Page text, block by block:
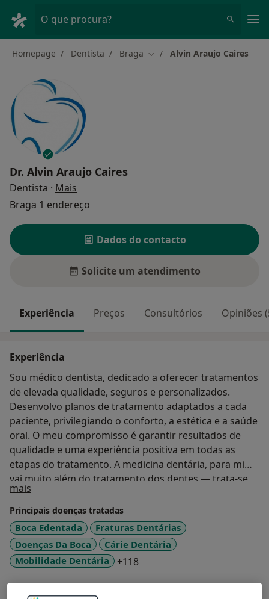
O que procura?
Homepage Dentista Braga Mudar de cidade
Alvin Araujo Caires
Dr. Alvin Araujo Caires
Dentista · Mais
Braga 1 endereço
Dados do contacto
Solicite um atendimento
Experiência Preços Consultórios Opiniões
Experiência
Sou médico dentista, dedicado a oferecer tratamentos
de elevada qualidade, seguros e personalizados.
Desenvolvo planos de tratamento adaptados a cada
paciente, privilegiando o conforto, a estética e a saúde
oral. O meu compromisso é garantir resultados de
qualidade e uma experiência positiva em todas as
etapas do tratamento. A medicina dentária, para mim,
vai muito além do tratamento dos dentes — trata-se
de cuidar de pessoas.
mais
Principais doenças tratadas
Boca Edentada
Fraturas Dentárias
Doenças Da Boca
Cárie Dentária
Mobilidade Dentária
+118a11y_sr_more_diseases